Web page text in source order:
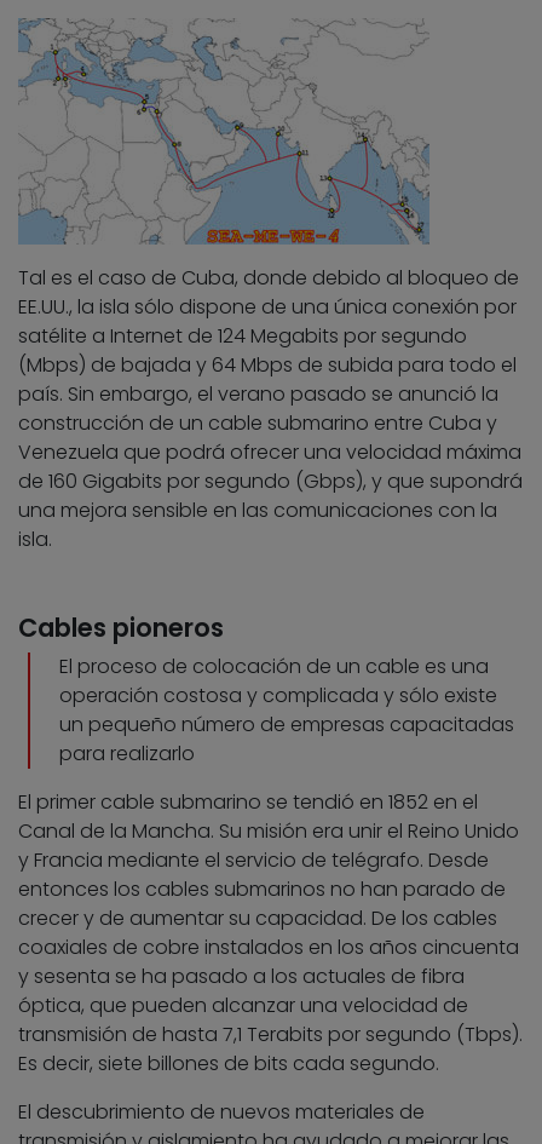
Tal es el caso de Cuba, donde debido al bloqueo de
EE.UU., la isla sólo dispone de una única conexión por
satélite a Internet de 124 Megabits por segundo
(Mbps) de bajada y 64 Mbps de subida para todo el
país. Sin embargo, el verano pasado se anunció la
construcción de un cable submarino entre Cuba y
Venezuela que podrá ofrecer una velocidad máxima
de 160 Gigabits por segundo (Gbps), y que supondrá
una mejora sensible en las comunicaciones con la
isla.
Cables pioneros
El proceso de colocación de un cable es una
operación costosa y complicada y sólo existe
un pequeño número de empresas capacitadas
para realizarlo
El primer cable submarino se tendió en 1852 en el
Canal de la Mancha. Su misión era unir el Reino Unido
y Francia mediante el servicio de telégrafo. Desde
entonces los cables submarinos no han parado de
crecer y de aumentar su capacidad. De los cables
coaxiales de cobre instalados en los años cincuenta
y sesenta se ha pasado a los actuales de fibra
óptica, que pueden alcanzar una velocidad de
transmisión de hasta 7,1 Terabits por segundo (Tbps).
Es decir, siete billones de bits cada segundo.
El descubrimiento de nuevos materiales de